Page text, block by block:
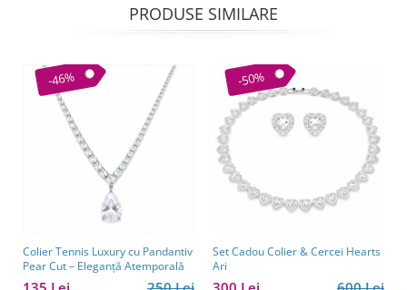
PRODUSE SIMILARE
-46%
Colier Tennis Luxury cu Pandantiv
Pear Cut – Eleganță Atemporală
-50%
Set Cadou Colier & Cercei Hearts
Ari